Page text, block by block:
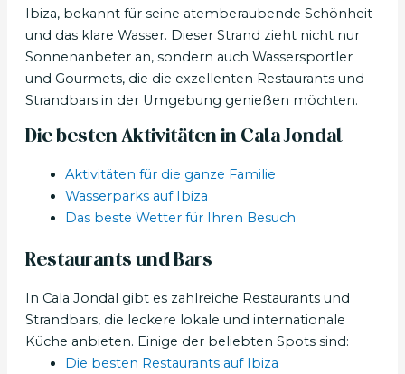
Ibiza, bekannt für seine atemberaubende Schönheit
und das klare Wasser. Dieser Strand zieht nicht nur
Sonnenanbeter an, sondern auch Wassersportler
und Gourmets, die die exzellenten Restaurants und
Strandbars in der Umgebung genießen möchten.
Die besten Aktivitäten in Cala Jondal
Aktivitäten für die ganze Familie
Wasserparks auf Ibiza
Das beste Wetter für Ihren Besuch
Restaurants und Bars
In Cala Jondal gibt es zahlreiche Restaurants und
Strandbars, die leckere lokale und internationale
Küche anbieten. Einige der beliebten Spots sind:
Die besten Restaurants auf Ibiza